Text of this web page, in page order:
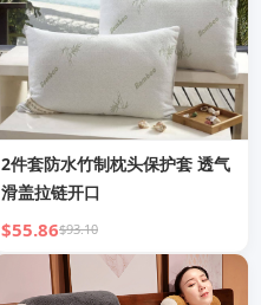
2件套防水竹制枕头保护套 透气
滑盖拉链开口
$55.86$93.10